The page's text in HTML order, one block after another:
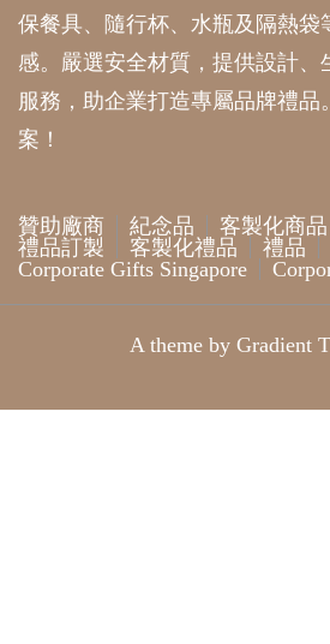
保餐具、隨行杯、水瓶及隔熱袋
感。嚴選安全材質，提供設計、
服務，助企業打造專屬品牌禮品
案！
贊助廠商 紀念品 客製化商品
禮品訂製
客製化禮品
禮品
Corporate Gifts Singapore
A theme by Gradient